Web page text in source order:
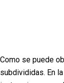
Como se puede
subdivididas. En